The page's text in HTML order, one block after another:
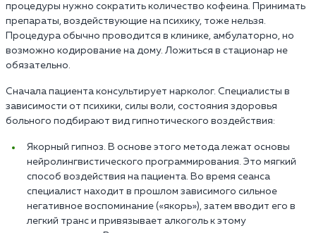
процедуры нужно сократить количество кофеина. Принимать
препараты, воздействующие на психику, тоже нельзя.
Процедура обычно проводится в клинике, амбулаторно, но
возможно кодирование на дому. Ложиться в стационар не
обязательно.
Сначала пациента консультирует нарколог. Специалисты в
зависимости от психики, силы воли, состояния здоровья
больного подбирают вид гипнотического воздействия:
Якорный гипноз. В основе этого метода лежат основы
нейролингвистического программирования. Это мягкий
способ воздействия на пациента. Во время сеанса
специалист находит в прошлом зависимого сильное
негативное воспоминание («якорь»), затем вводит его в
легкий транс и привязывает алкоголь к этому